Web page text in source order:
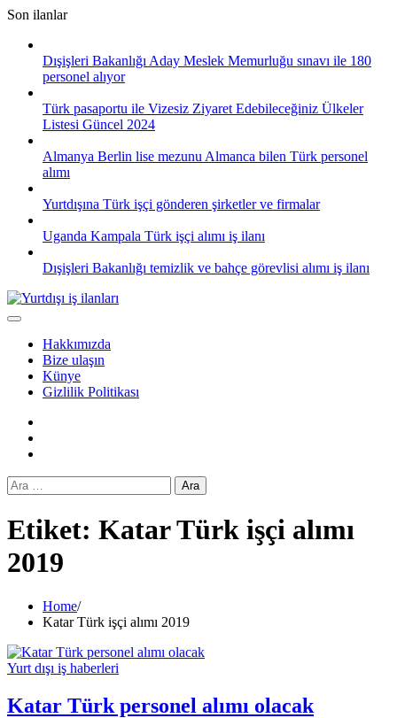
Skip
content
Son ilanlar
Dışişleri Bakanlığı Aday Meslek Memurluğu sınavı ile 180
personel alıyor
Türk pasaportu ile Vizesiz Ziyaret Edebileceğiniz Ülkeler
Listesi Güncel 2024
Almanya Berlin lise mezunu Almanca bilen Türk personel
alımı
Yurtdışına Türk işçi gönderen şirketler ve firmalar
Uganda Kampala Türk işçi alımı iş ilanı
Dışişleri Bakanlığı temizlik ve bahçe görevlisi alımı iş ilanı
Hakkımızda
Bize ulaşın
Künye
Gizlilik Politikası
Arama:
Etiket: Katar Türk işçi alımı
2019
Home
Katar Türk işçi alımı 2019
Yurt dışı iş haberleri
Katar Türk personel alımı olacak